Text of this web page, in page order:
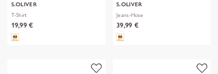
S.OLIVER
T-Shirt
19,99 €
S.OLIVER
Jeans-Hose
39,99 €